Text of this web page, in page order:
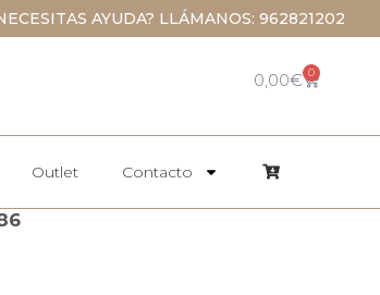
AYUDA? LLÁMANOS: 962821202
0,00€ 0
Outlet Contacto